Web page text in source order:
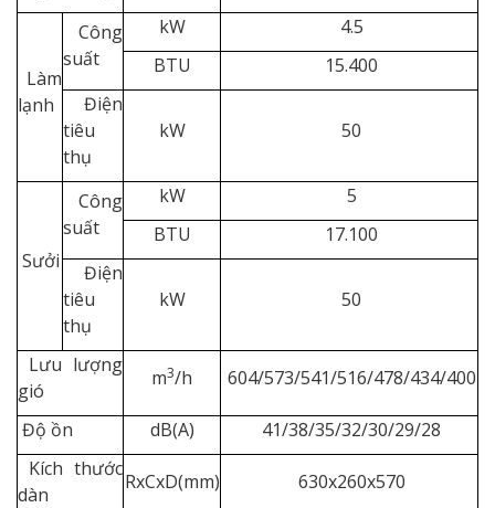
Làm
lạnh
Công
suất
kW
4.5
BTU
15.400
Điện
tiêu
thụ
kW 50
Sưởi
Công
suất
kW
5
BTU
17.100
Điện
tiêu
thụ
kW 50
Lưu lượng
gió
m3/h 604/573/541/516/478/434/400
Độ ồn dB(A)
41/38/35/32/30/29/28
Kích thước
dàn
RxCxD(mm) 630x260x570